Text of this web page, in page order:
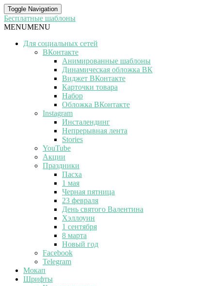
Toggle Navigation
Бесплатные шаблоны
MENUMENU
Для социальных сетей
ВКонтакте
Анимированные шаблоны
Динамическая обложка ВК
Виджет ВКонтакте
Карточки товара
Набор
Обложка ВКонтакте
Instagram
Инсталендинг
Непрерывная лента
Stories
YouTube
Акции
Праздники
Пасха
1 мая
Черная пятница
23 февраля
День святого Валентина
Хэллоуин
1 сентября
8 марта
Новый год
Facebook
Telegram
Мокап
Шрифты